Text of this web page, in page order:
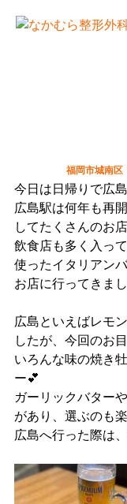
福岡市城南区
今日は日帰りで広
広島駅は何年も再
してたくさんのお
飲食店も多く入っ
使ったイタリアン
お店に行ってきま
広島といえばレモ
したが、今回のお
いろんな味の焼き
ー💕
ガーリックバター
があり、選ぶのも
広島へ行った際は